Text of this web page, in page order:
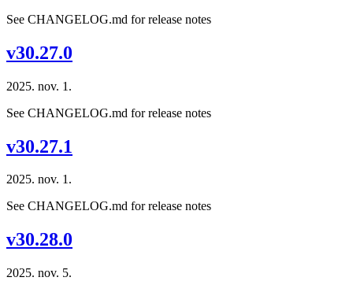
See CHANGELOG.md for release notes
v30.27.0
2025. nov. 1.
See CHANGELOG.md for release notes
v30.27.1
2025. nov. 1.
See CHANGELOG.md for release notes
v30.28.0
2025. nov. 5.